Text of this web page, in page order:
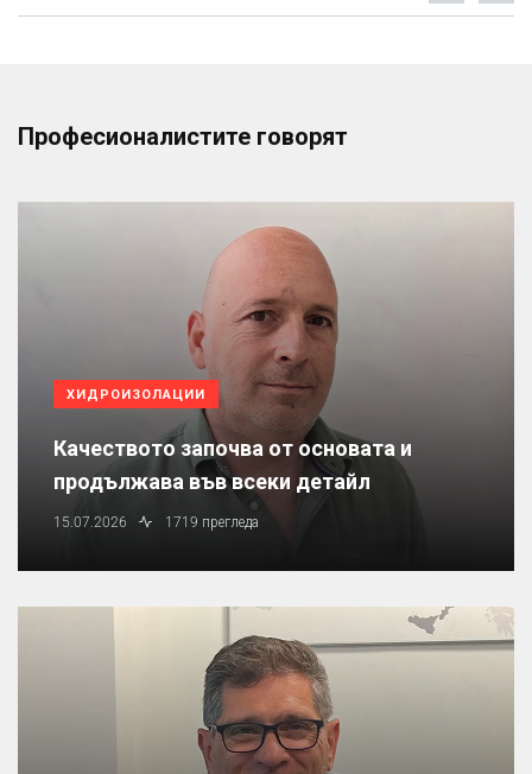
Професионалистите говорят
ХИДРОИЗОЛАЦИИ
Качеството започва от основата и
продължава във всеки детайл
15.07.2026 1719 прегледа